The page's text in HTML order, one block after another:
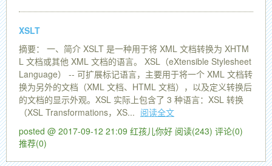
XSLT
摘要： 一、简介 XSLT 是一种用于将 XML 文档转换为 XHTM
L 文档或其他 XML 文档的语言。 XSL（eXtensible Stylesheet
Language） -- 可扩展标记语言，主要用于将一个 XML 文档转
换为另外的文档（XML 文档、HTML 文档），以及定义转换后
的文档的显示外观。XSL 实际上包含了 3 种语言：XSL 转换
（XSL Transformations，XS... 阅读全文
posted @ 2017-09-12 21:09 红孩儿你好 阅读(243) 评论(0)
推荐(0)